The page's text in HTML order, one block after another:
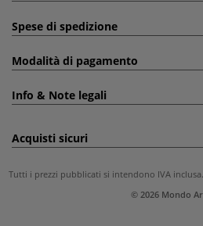
Spese di spedizione
Modalità di pagamento
Info & Note legali
Acquisti sicuri
Tutti i prezzi pubblicati si intendono IVA
© 2026 Mondo